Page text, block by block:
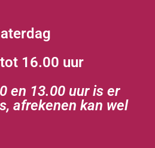
16.00 uur
en 13.00 uur is er
afrekenen kan wel